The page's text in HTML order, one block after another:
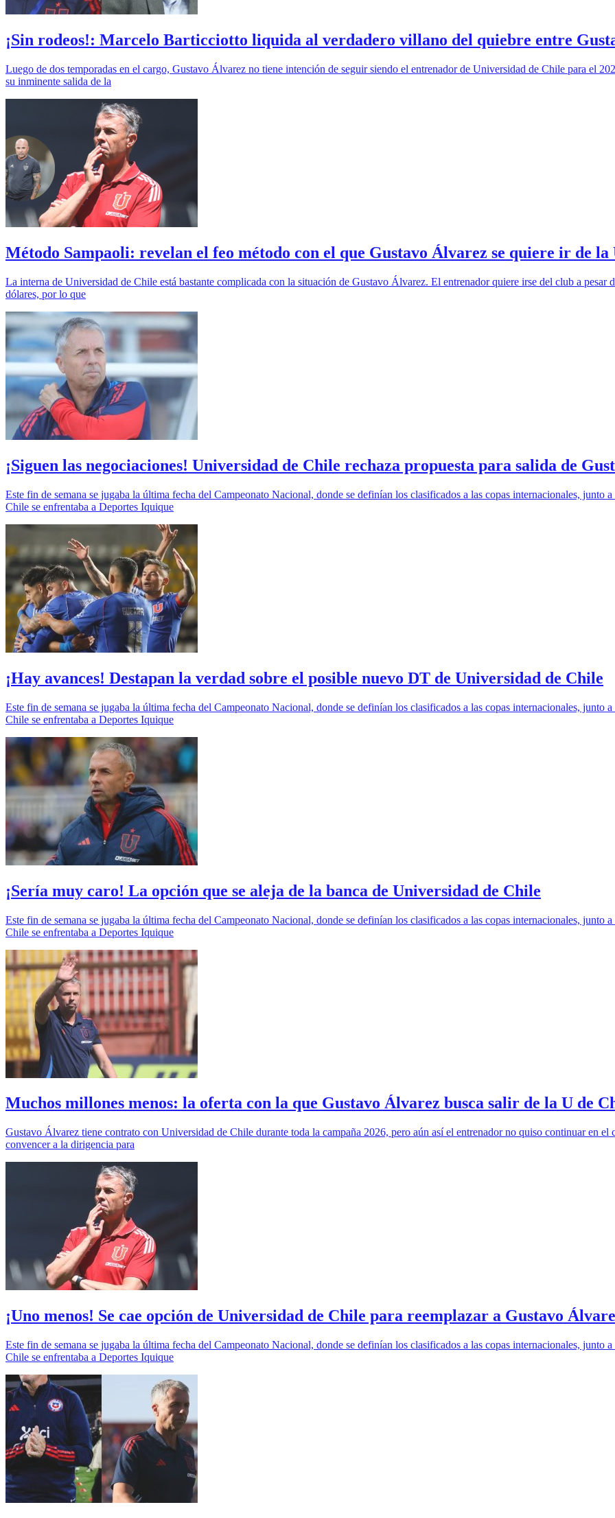
¡Sin rodeos!: Marcelo Barticciotto liquida al verdadero villano del quiebre entre
Luego de dos temporadas en el cargo, Gustavo Álvarez no tiene intención de seguir siendo el entrenador de Universidad de Chile para el
su inminente salida de la
Método Sampaoli: revelan el feo método con el que Gustavo Álvarez se quiere ir de la
La interna de Universidad de Chile está bastante complicada con la situación de Gustavo Álvarez. El entrenador quiere irse del club a pesar
dólares, por lo que
¡Siguen las negociaciones! Universidad de Chile rechaza propuesta para salida de
Este fin de semana se jugaba la última fecha del Campeonato Nacional, donde se definían los clasificados a las copas internacionales, junto
Chile se enfrentaba a Deportes Iquique
¡Hay avances! Destapan la verdad sobre el posible nuevo DT de Universidad de Chile
Este fin de semana se jugaba la última fecha del Campeonato Nacional, donde se definían los clasificados a las copas internacionales, junto
Chile se enfrentaba a Deportes Iquique
¡Sería muy caro! La opción que se aleja de la banca de Universidad de Chile
Este fin de semana se jugaba la última fecha del Campeonato Nacional, donde se definían los clasificados a las copas internacionales, junto
Chile se enfrentaba a Deportes Iquique
Muchos millones menos: la oferta con la que Gustavo Álvarez busca salir de la U de
Gustavo Álvarez tiene contrato con Universidad de Chile durante toda la campaña 2026, pero aún así el entrenador no quiso continuar en
convencer a la dirigencia para
¡Uno menos! Se cae opción de Universidad de Chile para reemplazar a Gustavo
Este fin de semana se jugaba la última fecha del Campeonato Nacional, donde se definían los clasificados a las copas internacionales, junto
Chile se enfrentaba a Deportes Iquique